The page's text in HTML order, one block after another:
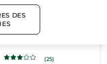
Aimant à Cosmétiques
Solides
(25)
DES